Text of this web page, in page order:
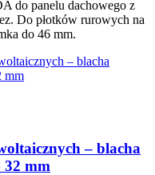
do panelu dachowego z
Do płotków rurowych na
do 46 mm.
– blacha
32 mm